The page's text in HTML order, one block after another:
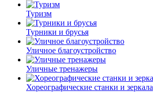
Туризм
Турники и брусья
Уличное благоустройство
Уличные тренажеры
Хореографические станки и зеркала